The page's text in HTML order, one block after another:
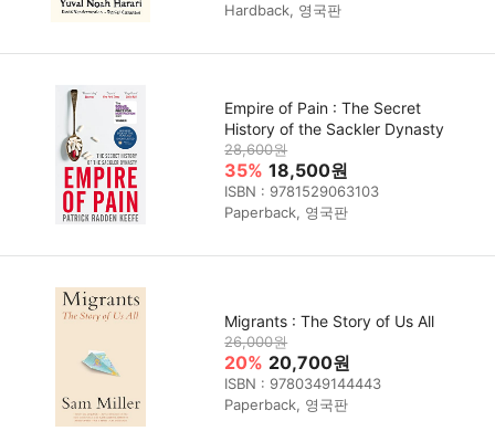
Hardback, 영국판
Empire of Pain : The Secret
History of the Sackler Dynasty
28,600원
35% 18,500원
ISBN : 9781529063103
Paperback, 영국판
Migrants : The Story of Us All
26,000원
20% 20,700원
ISBN : 9780349144443
Paperback, 영국판